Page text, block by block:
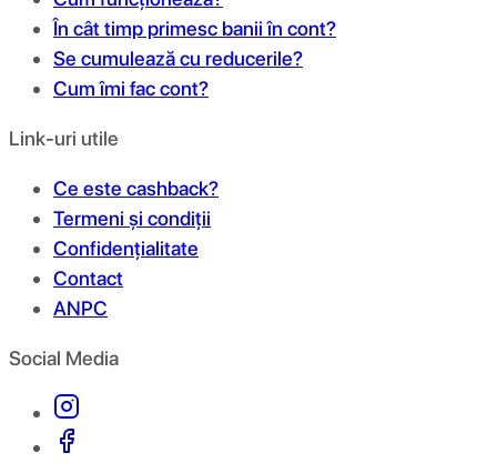
În cât timp primesc banii în cont?
Se cumulează cu reducerile?
Cum îmi fac cont?
Link-uri utile
Ce este cashback?
Termeni și condiții
Confidențialitate
Contact
ANPC
Social Media